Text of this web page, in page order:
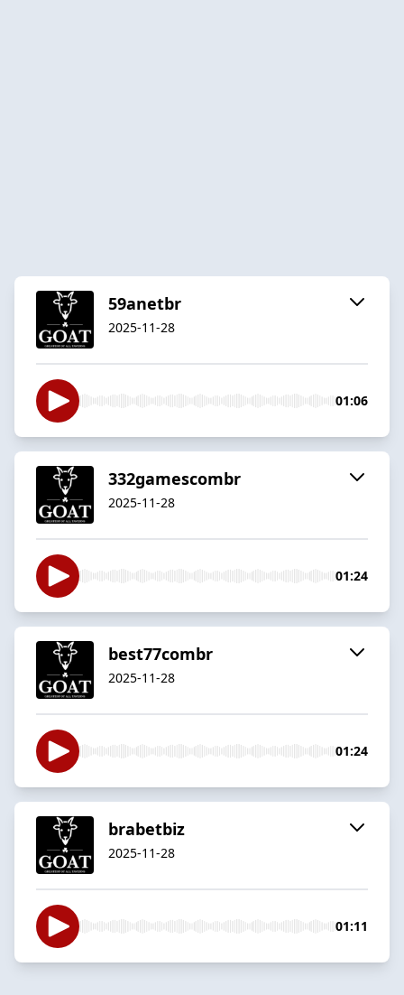
59anetbr
2025-11-28
01:06
332gamescombr
2025-11-28
01:24
best77combr
2025-11-28
01:24
brabetbiz
2025-11-28
01:11